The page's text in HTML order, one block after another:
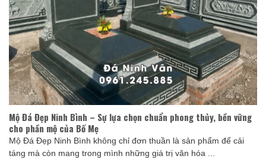
Mộ Đá Đẹp Ninh Bình – Sự lựa chọn chuẩn phong thủy, bền vững
cho phần mộ của Bố Mẹ
Mộ Đá Đẹp Ninh Bình không chỉ đơn thuần là sản phẩm để cải
táng mà còn mang trong mình những giá trị văn hóa ...